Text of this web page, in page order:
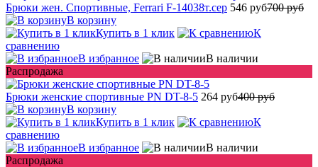
Брюки жен. Спортивные, Ferrari F-14038т.сер 546 руб700 руб
В корзину
Купить в 1 клик
К
сравнению
В избранное
В наличии
Распродажа
Брюки женские спортивные PN DT-8-5 264 руб400 руб
В корзину
Купить в 1 клик
К
сравнению
В избранное
В наличии
Распродажа